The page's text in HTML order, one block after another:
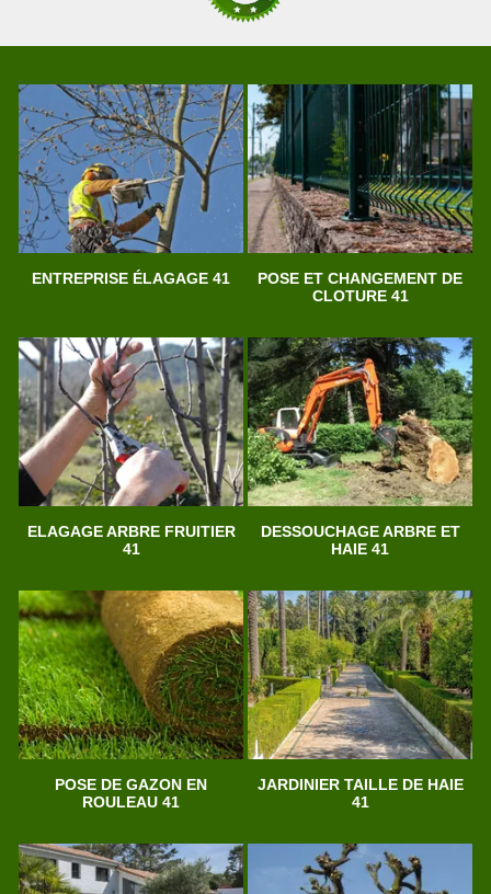
ENTREPRISE ÉLAGAGE 41
POSE ET CHANGEMENT DE
CLOTURE 41
ELAGAGE ARBRE FRUITIER
41
DESSOUCHAGE ARBRE ET
HAIE 41
POSE DE GAZON EN
ROULEAU 41
JARDINIER TAILLE DE HAIE
41